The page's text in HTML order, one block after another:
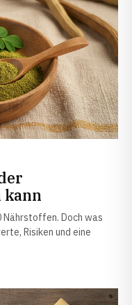
Doch was
Risiken und eine